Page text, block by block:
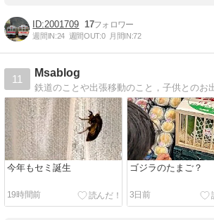
2001709 17
週間IN:24 週間OUT:0 月間IN:72
11
Msablog
今年もセミ誕生
19時間前
ゴジラのたまご？
3日前